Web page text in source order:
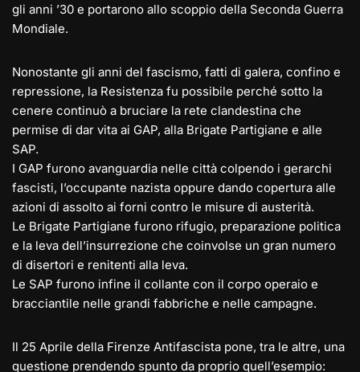
gli anni ’30 e portarono allo scoppio della Seconda Guerra
Mondiale.
Nonostante gli anni del fascismo, fatti di galera, confino e
repressione, la Resistenza fu possibile perché sotto la
cenere continuò a bruciare la rete clandestina che
permise di dar vita ai GAP, alla Brigate Partigiane e alle
SAP.
I GAP furono avanguardia nelle città colpendo i gerarchi
fascisti, l’occupante nazista oppure dando copertura alle
azioni di assolto ai forni contro le misure di austerità.
Le Brigate Partigiane furono rifugio, preparazione politica
e la leva dell’insurrezione che coinvolse un gran numero
di disertori e renitenti alla leva.
Le SAP furono infine il collante con il corpo operaio e
bracciantile nelle grandi fabbriche e nelle campagne.
Il 25 Aprile della Firenze Antifascista pone, tra le altre, una
questione prendendo spunto da proprio quell’esempio: